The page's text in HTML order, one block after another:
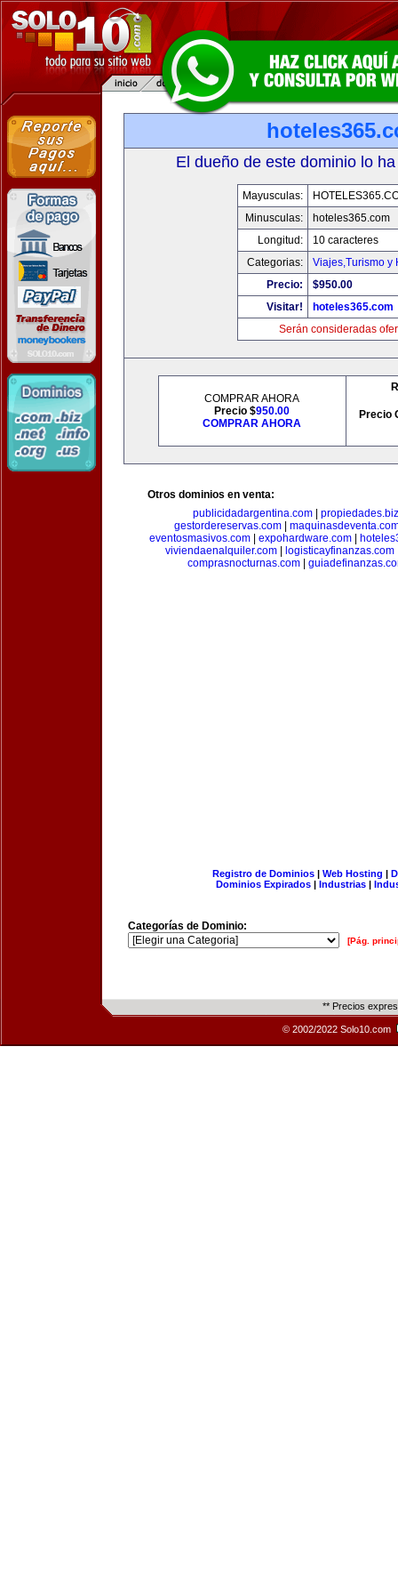
El dueño de este dominio lo
Mayusculas:
Minusculas:
hoteles365.com
Longitud:
10 caracteres
Categorias:
Viajes,Turismo y
Precio:
$950.00
Visitar!
hoteles365.com
Serán consideradas
COMPRAR AHORA
Precio $950.00
COMPRAR AHORA
Precio
Otros dominios en venta:
publicidadargentina.com| propiedades.biz
gestordereservas.com|
eventosmasivos.com
expohardware.com
viviendaenalquiler.com
logisticayfinanzas.com
comprasnocturnas.com
Registro de Dominios| Web Hosting |
Dominios Expirados | Industrias |
Categorías de Dominio:
[Pág.
** Precios
© 2002/2022 Solo10.com